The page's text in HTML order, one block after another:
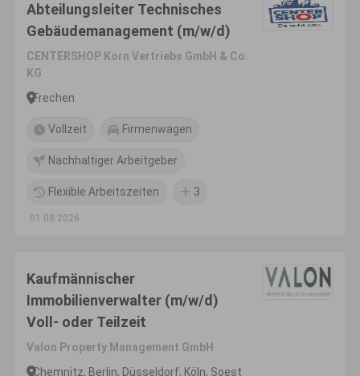
Abteilungsleiter Technisches
Gebäudemanagement (m/w/d)
CENTERSHOP Korn Vertriebs GmbH & Co.
KG
Frechen
Vollzeit Firmenwagen
Nachhaltiger Arbeitgeber
Flexible Arbeitszeiten 3
01.08.2026
Kaufmännischer
Immobilienverwalter (m/w/d)
Voll- oder Teilzeit
Valon Property Management GmbH
Chemnitz, Berlin, Düsseldorf, Köln, Soest